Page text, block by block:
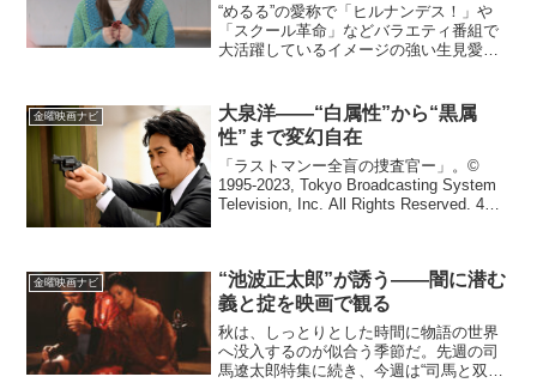
“めるる”の愛称で「ヒルナンデス！」や
「スクール革命」などバラエティ番組で
大活躍しているイメージの強い生見愛
きは「タレント」「モデル」とされるこ
とが多い。しかし...
金曜映画ナビ
大泉洋——“白属性”から“黒属
性”まで変幻自在
「ラストマンー全盲の捜査官ー」。©
1995-2023, Tokyo Broadcasting System
Television, Inc. All Rights Reserved. 4月
金曜映画ナビ
“池波正太郎”が誘う――闇に潜む
義と掟を映画で観る
秋は、しっとりとした時間に物語の世界
へ没入するのが似合う季節だ。先週の司
馬遼太郎特集に続き、今週は“司馬と双